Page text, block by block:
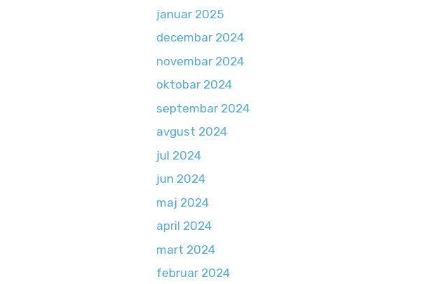
januar 2025
decembar 2024
novembar 2024
oktobar 2024
septembar 2024
avgust 2024
jul 2024
jun 2024
maj 2024
april 2024
mart 2024
februar 2024